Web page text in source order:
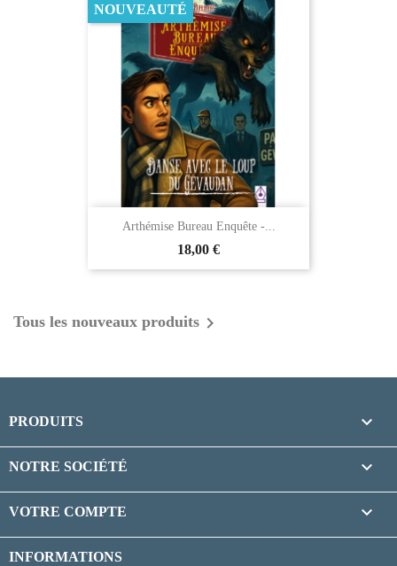
Arthémise Bureau Enquête -...
18,00 €
NOUVEAUTÉ
Tous les nouveaux produits 
PRODUITS 
NOTRE SOCIÉTÉ 
VOTRE COMPTE 
INFORMATIONS